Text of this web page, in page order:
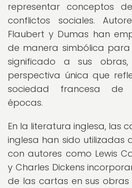
representar conceptos
conflictos sociales.
Flaubert y Dumas han
de manera simbólica
significado a sus
perspectiva única que
sociedad francesa de
épocas.
En la literatura inglesa, las
inglesa han sido utilizadas
con autores como Lewis
y Charles Dickens
de las cartas en sus